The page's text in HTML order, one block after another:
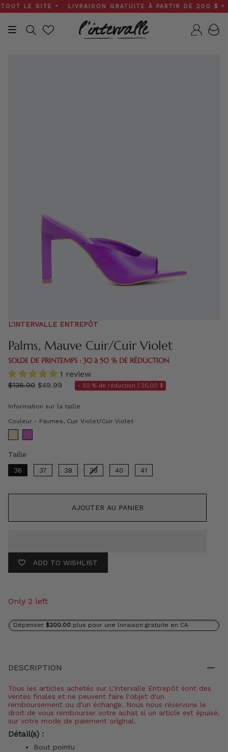
Skip
to
content
SITE • LIVRAISON GRATUITE À PARTIR DE 200 $ •
Recherche
L'INTERVALLE ENTREPÔT
Palms, Mauve Cuir/Cuir Violet
SOLDE DE PRINTEMPS : 30 à 50 % DE RÉDUCTION
1 review
régulier
$138.00 $49.99 - 50 % de réduction | 25,00 $
Information sur la taille
Couleur - Paumes, Cuir Violet/Cuir VioletCouleur
Taille
36 37 38 39 40 41
AJOUTER AU PANIER
ADD TO WISHLIST
Only 2 left
Dépenser $200.00 plus pour une livraison gratuite en CA
DESCRIPTION
Tous les articles achetés sur L'Intervalle Entrepôt sont des
ventes finales et ne peuvent faire l'objet d'un
remboursement ou d'un échange. Nous nous réservons le
droit de vous rembourser votre achat si un article est épuisé,
sur votre mode de paiement original.
Détail(s) :
Bout pointu